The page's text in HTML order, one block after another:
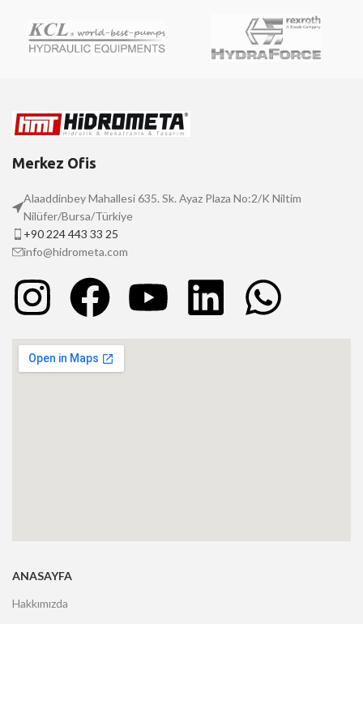
Merkez Ofis
Alaaddinbey Mahallesi 635. Sk. Ayaz Plaza No:2/K Niltim
Nilüfer/Bursa/Türkiye
+90 224 443 33 25
info@hidrometa.com
ANASAYFA
Hakkımızda